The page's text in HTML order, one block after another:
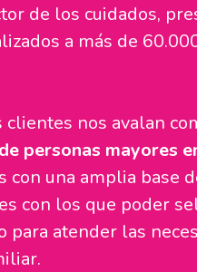
de los cuidados,
a más de
clientes nos avalan
personas mayores
con una amplia base
con los que poder
para atender las